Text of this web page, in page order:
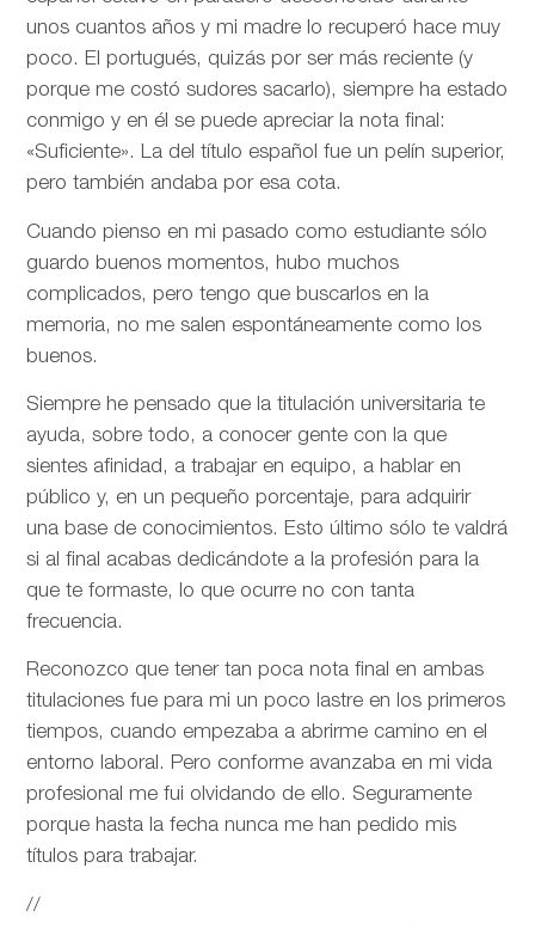
unos cuantos años y mi madre lo recuperó hace muy
poco. El portugués, quizás por ser más reciente (y
porque me costó sudores sacarlo), siempre ha estado
conmigo y en él se puede apreciar la nota final:
«Suficiente». La del título español fue un pelín superior,
pero también andaba por esa cota.
Cuando pienso en mi pasado como estudiante sólo
guardo buenos momentos, hubo muchos
complicados, pero tengo que buscarlos en la
memoria, no me salen espontáneamente como los
buenos.
Siempre he pensado que la titulación universitaria te
ayuda, sobre todo, a conocer gente con la que
sientes afinidad, a trabajar en equipo, a hablar en
público y, en un pequeño porcentaje, para adquirir
una base de conocimientos. Esto último sólo te valdrá
si al final acabas dedicándote a la profesión para la
que te formaste, lo que ocurre no con tanta
frecuencia.
Reconozco que tener tan poca nota final en ambas
titulaciones fue para mi un poco lastre en los primeros
tiempos, cuando empezaba a abrirme camino en el
entorno laboral. Pero conforme avanzaba en mi vida
profesional me fui olvidando de ello. Seguramente
porque hasta la fecha nunca me han pedido mis
títulos para trabajar.
//